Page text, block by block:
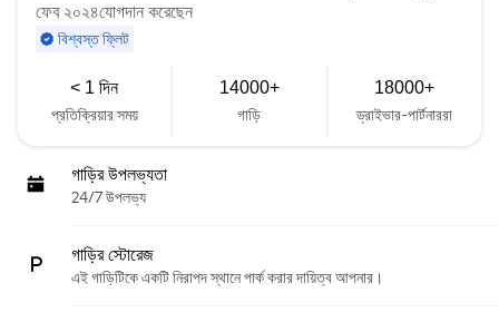
ফেব ২০২৪যোগদান করেছেন
বিশ্বস্ত ফ্লিট
< 1 দিন
প্রতিক্রিয়ার সময়
14000+
গাড়ি
18000+
ড্রাইভার-পার্টনাররা
গাড়ির উপলভ্যতা
24/7 উপলভ্য
গাড়ির স্টোরেজ
এই গাড়িটিকে একটি নিরাপদ স্থানে পার্ক করার দায়িত্ব আপনার।